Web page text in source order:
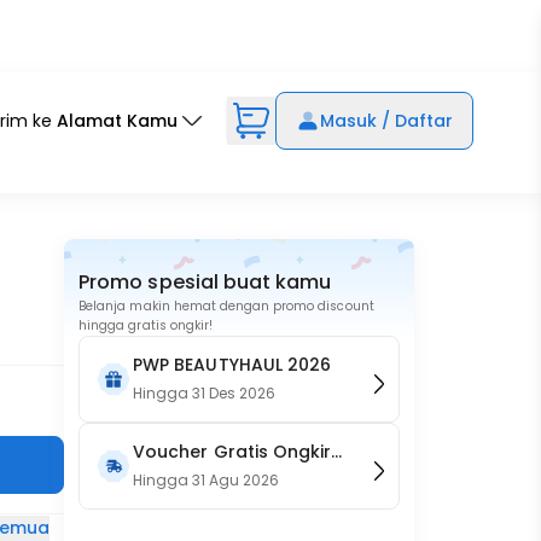
ke Alamat Kamu Masuk / Daftar
Promo spesial buat kamu
Belanja makin hemat dengan promo discount
hingga gratis ongkir!
PWP BEAUTYHAUL 2026
Hingga31 Des 2026
Voucher Gratis Ongkir
15RB (Only on Website)
Hingga31 Agu 2026